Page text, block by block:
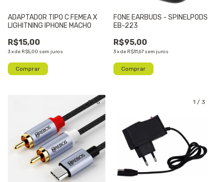
ADAPTADOR TIPO C FEMEA X
LIGHITNING IPHONE MACHO
R$15,00
3xde R$5,00 sem juros
FONE EARBUDS - SPINELPODS
EB-223
R$95,00
3xde R$31,67 sem juros
1/6 1 / 3